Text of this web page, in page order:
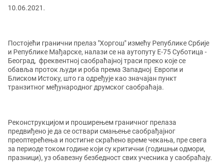
10.06.2021.
Постојећи гранични прелаз "Хоргош" измећу Републике Србије
и Републике Мађарске, налази се на аутопуту Е-75 Суботица -
Београд, фреквентној саобраћајној траси преко које се
обавља проток људи и роба према Западној Европи и
Блиском Истоку, што га одређује као значајан пункт
транзитног међународног друмског саобраћаја.
Реконструкцијом и проширењем граничног прелаза
предвиђено је да се оствари смањење саобрађајног
преоптерећења и постигне скраћено време чекања, пре свега
за периоде током године који су критични (годишњи одмори,
празници), уз обавезну безбедност свих учесника у саобраћају.